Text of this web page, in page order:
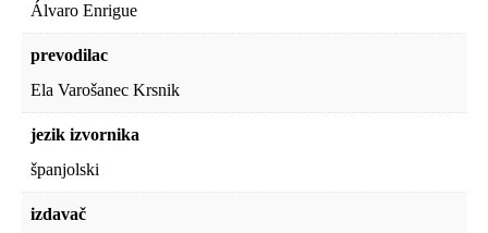
Álvaro Enrigue
prevodilac
Ela Varošanec Krsnik
jezik izvornika
španjolski
izdavač